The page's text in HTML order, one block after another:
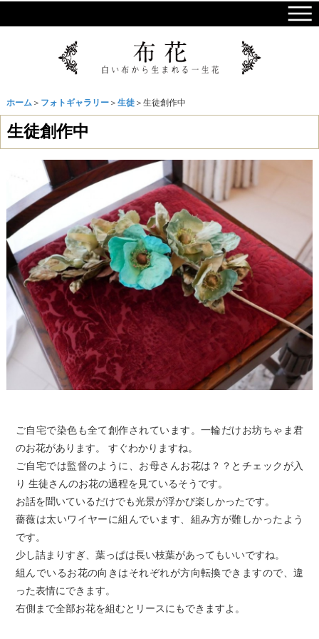
ホーム＞ フォトギャラリー＞ 生徒＞生徒創作中
生徒創作中
ご自宅で染色も全て創作されています。一輪だけお坊ちゃま君
のお花があります。 すぐわかりますね。
ご自宅では監督のように、お母さんお花は？？とチェックが入
り 生徒さんのお花の過程を見ているそうです。
お話を聞いているだけでも光景が浮かび楽しかったです。
薔薇は太いワイヤーに組んでいます、組み方が難しかったよう
です。
少し詰まりすぎ、葉っぱは長い枝葉があってもいいですね。
組んでいるお花の向きはそれぞれが方向転換できますので、違
った表情にできます。
右側まで全部お花を組むとリースにもできますよ。